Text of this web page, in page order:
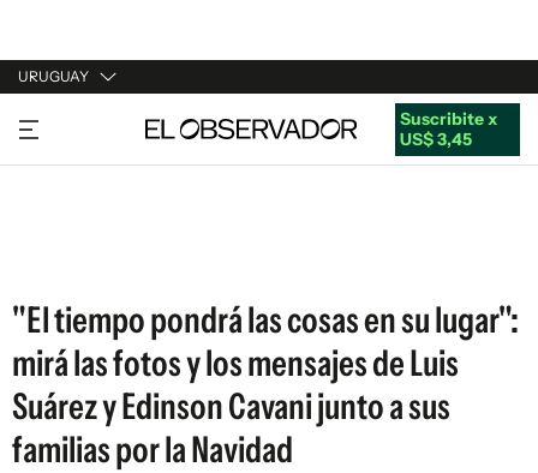
URUGUAY
URUGUAY
ARGENTINA
Suscribite x
US$ 3,45
"El tiempo pondrá las cosas en su lugar":
mirá las fotos y los mensajes de Luis
Suárez y Edinson Cavani junto a sus
familias por la Navidad